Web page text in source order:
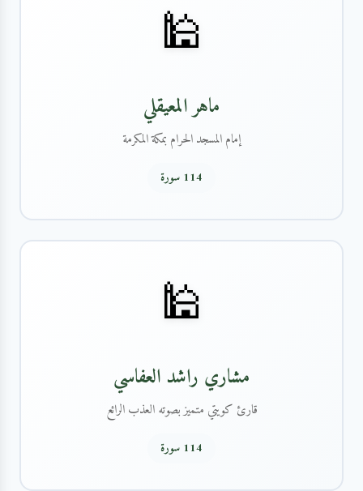
🕌
ماهر المعيقلي
إمام المسجد الحرام بمكة المكرمة
114 سورة
🕌
مشاري راشد العفاسي
قارئ كويتي متميز بصوته العذب الرائع
114 سورة